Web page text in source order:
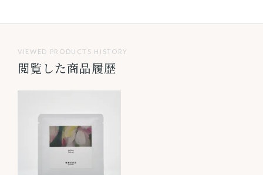
VIEWED PRODUCTS HISTORY
閲覧した商品履歴